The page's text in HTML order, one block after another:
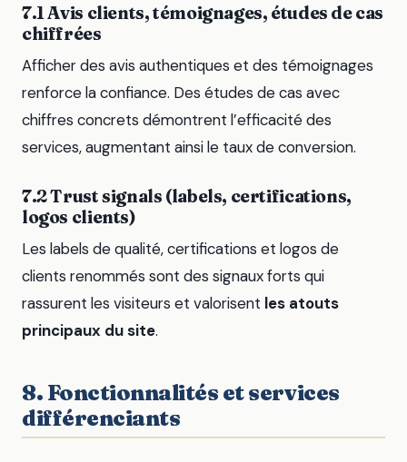
7.1 Avis clients, témoignages, études de cas
chiffrées
Afficher des avis authentiques et des témoignages
renforce la confiance. Des études de cas avec
chiffres concrets démontrent l’efficacité des
services, augmentant ainsi le taux de conversion.
7.2 Trust signals (labels, certifications,
logos clients)
Les labels de qualité, certifications et logos de
clients renommés sont des signaux forts qui
rassurent les visiteurs et valorisent les atouts
principaux du site.
8. Fonctionnalités et services
différenciants